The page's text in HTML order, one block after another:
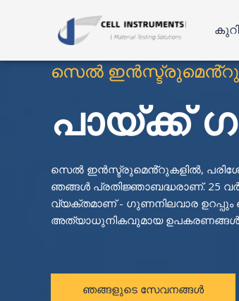
സെൽ
പായ്ക്ക്
സെൽ ഇൻസ്ട്രുമെൻ്റുകളിൽ,
ഞങ്ങൾ പ്രതിജ്ഞാബദ്ധരാണ്. 25
വ്യക്തമാണ് - ഗുണനിലവാര
അത്യാധുനികവുമായ ഉപകരണങ്ങൾ
ഞങ്ങളുടെ സേവനങ്ങൾ